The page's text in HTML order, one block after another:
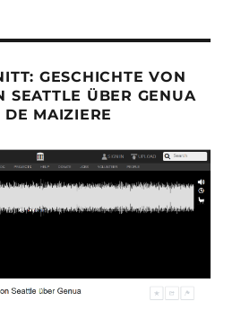
GESCHICHTE VON
SEATTLE ÜBER GENUA
MAIZIERE